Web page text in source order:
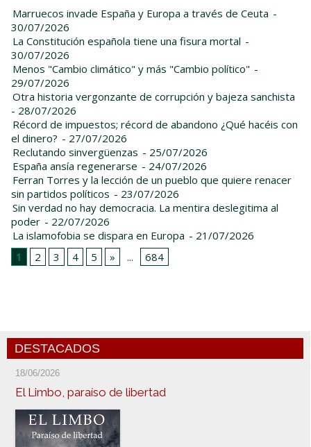
Marruecos invade España y Europa a través de Ceuta -
30/07/2026
La Constitución española tiene una fisura mortal -
30/07/2026
Menos "Cambio climático" y más "Cambio político" -
29/07/2026
Otra historia vergonzante de corrupción y bajeza sanchista
- 28/07/2026
Récord de impuestos; récord de abandono ¿Qué hacéis con
el dinero? - 27/07/2026
Reclutando sinvergüenzas - 25/07/2026
España ansía regenerarse - 24/07/2026
Ferran Torres y la lección de un pueblo que quiere renacer
sin partidos políticos - 23/07/2026
Sin verdad no hay democracia. La mentira deslegitima al
poder - 22/07/2026
La islamofobia se dispara en Europa - 21/07/2026
1
2 3 4 5 » ... 684
DESTACADOS
18/06/2026
El Limbo, paraíso de libertad